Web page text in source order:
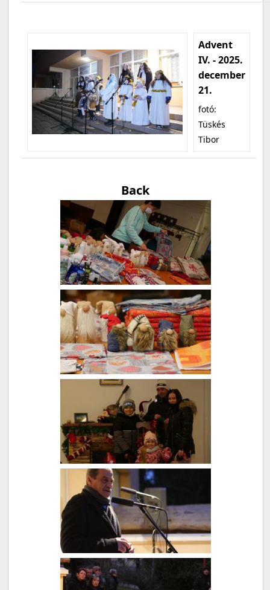
Advent
IV. - 2025.
december
21.
fotó:
Tüskés
Tibor
Back